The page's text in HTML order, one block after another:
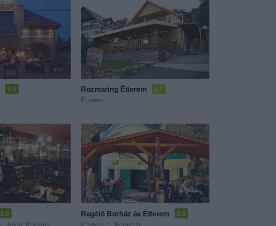
4.4 Rozmaring Étterem 3.7
Étterem
5.0 Regélő Borház és Étterem 5.0